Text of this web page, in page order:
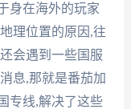
身在海外的玩家
理位置的原因,往
会遇到一些国服
息,那就是番茄加
专线,解决了这些